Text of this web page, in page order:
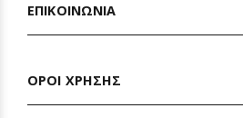
ΕΠΙΚΟΙΝΩΝΙΑ
ΟΡΟΙ ΧΡΗΣΗΣ